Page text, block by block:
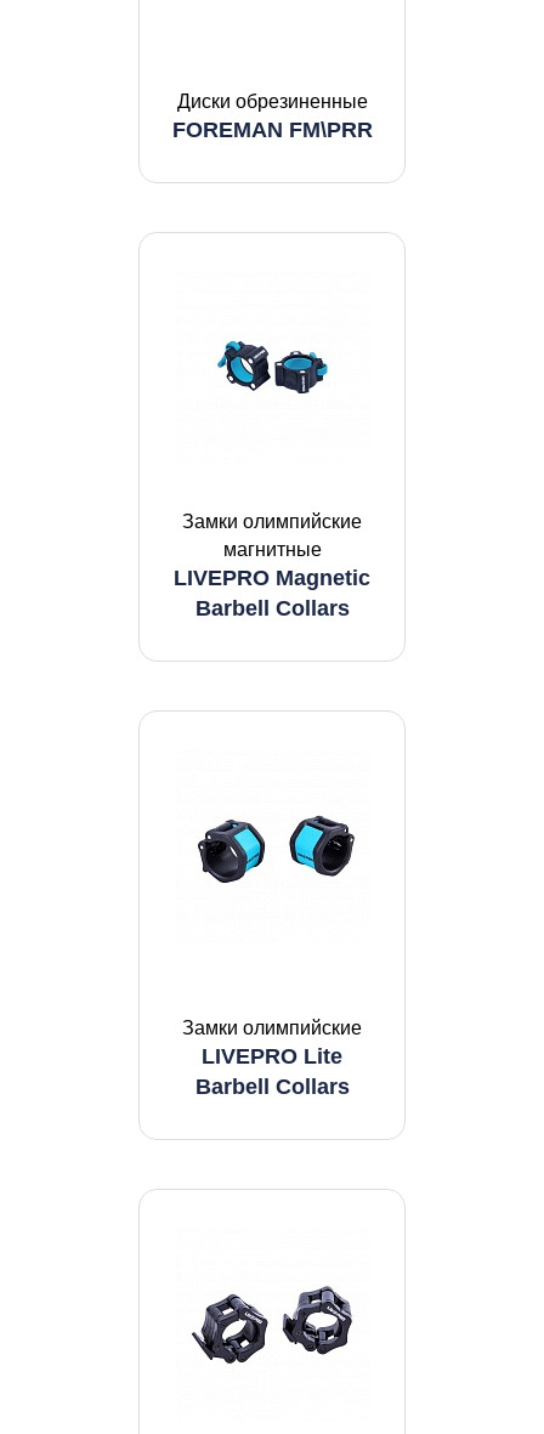
Диски обрезиненные
FOREMAN FM\PRR
Замки олимпийские
магнитные
LIVEPRO Magnetic
Barbell Collars
Замки олимпийские
LIVEPRO Lite
Barbell Collars